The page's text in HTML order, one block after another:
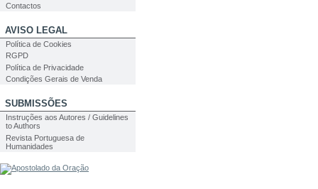
Contactos
AVISO LEGAL
Política de Cookies
RGPD
Política de Privacidade
Condições Gerais de Venda
SUBMISSÕES
Instruções aos Autores / Guidelines
to Authors
Revista Portuguesa de
Humanidades